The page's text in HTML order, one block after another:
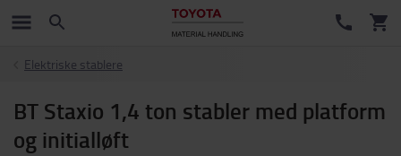
Elektriske stablere
BT Staxio 1,4 ton stabler med platform
og initialløft